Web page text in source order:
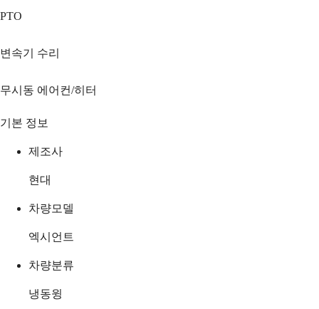
PTO
변속기 수리
무시동 에어컨/히터
기본 정보
제조사
현대
차량모델
엑시언트
차량분류
냉동윙